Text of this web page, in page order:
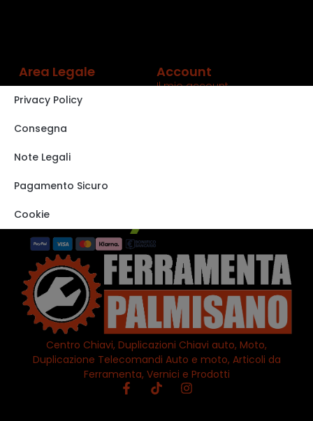
Centro Chiavi, Duplicazioni Chiavi auto, Moto,
Duplicazione Telecomandi Auto e moto, Articoli da
Ferramenta, Vernici e Prodotti
Area Legale
Privacy Policy
Consegna
Note Legali
Pagamento Sicuro
Cookie
Account
Il mio account
VISITA IL NOSTRO